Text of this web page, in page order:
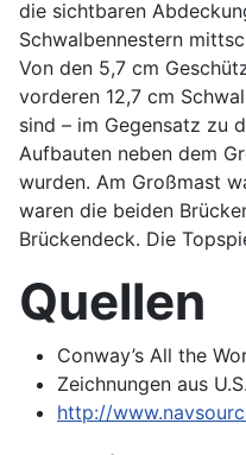
die sichtbaren
Schwalbennestern
Von den 5,7 cm
vorderen 12,7 cm
sind – im Gegensatz zu
Aufbauten neben dem
wurden. Am Großmast
waren die beiden
Brückendeck. Die
Quellen
Conway’s All the
Zeichnungen aus
http://